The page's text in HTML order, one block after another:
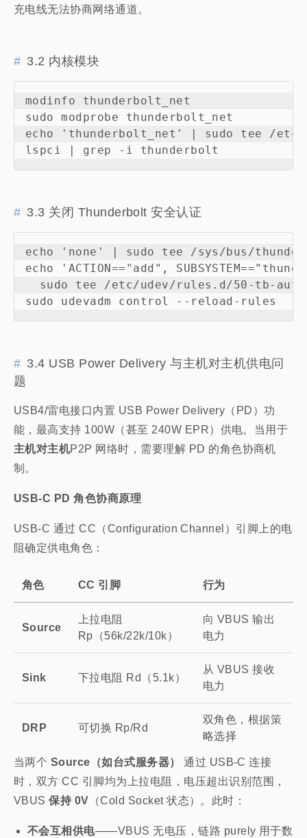
充电线无法协商网络通道。
3.2 内核模块
modinfo thunderbolt_net
sudo modprobe thunderbolt_net
echo 'thunderbolt_net' | sudo tee /etc/
3.3 关闭 Thunderbolt 安全认证
echo 'none' | sudo tee /sys/bus/
echo 'ACTION=="add",
sudo tee /etc/udev/rules.d/50-tb-
3.4 USB Power Delivery 与主机对主机供电问
题
USB4/雷电接口内置 USB Power Delivery（PD）功
能，最高支持 100W（甚至 240W EPR）供电。当用于
主机对主机P2P 网络时，需要理解 PD 的角色协商机
制。
USB-C PD 角色协商原理
USB-C 通过 CC（Configuration Channel）引脚上的电
阻确定供电角色：
角色 CC 引脚 行为
Source
上拉电阻
Rp（56k/22k/10k）
向 VBUS 输出
电力
Sink 下拉电阻 Rd（5.1k）
从 VBUS 接收
电力
DRP 可切换 Rp/Rd
双角色，根据策
略选择
当两个 Source（如台式服务器）
通过 USB-C 连接
时，双方 CC 引脚均为上拉电阻，电压超出识别范围，
VBUS保持 0V （Cold Socket 状态）。此时：
不会互相供电——VBUS 无电压，链路 purely 用于数